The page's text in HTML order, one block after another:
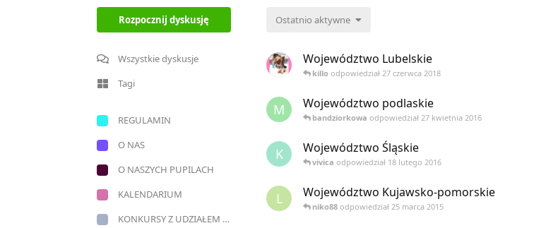
Rozpocznij dyskusję
Wszystkie dyskusje
Tagi
REGULAMIN
O NAS
O NASZYCH PUPILACH
KALENDARIUM
KONKURSY Z UDZIAŁEM NASZYCH YORECZKÓW
Ostatnio aktywne
Województwo Lubelskie
killo odpowiedział 27 czerwca 2018
M Województwo podlaskie
bandziorkowa odpowiedział 27 kwietnia 2016
K Województwo Śląskie
vivica odpowiedział 18 lutego 2016
L Województwo Kujawsko-pomorskie
niko88 odpowiedział 25 marca 2015